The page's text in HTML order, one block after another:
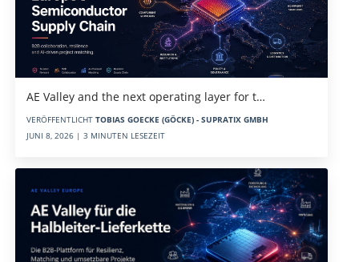
AE Valley and the next operating layer for t…
VERÖFFENTLICHT TOBIAS GOECKE (GÖCKE) - SUPRATIX GMBH
JUNI 8, 2026 | 3 MINUTEN LESEZEIT